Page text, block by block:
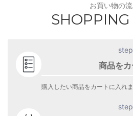
お買い物の
商品を
購入したい商品をカートに入れま